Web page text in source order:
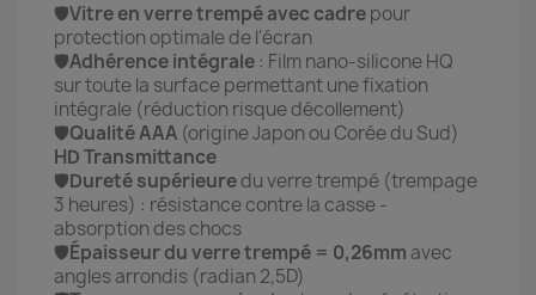
🛡️Vitre en verre trempé avec cadrepour
protection optimale de l'écran
🛡️Adhérence intégrale : Film nano-silicone HQ
sur toute la surface permettant une fixation
intégrale (réduction risque décollement)
🛡️Qualité AAA (origine Japon ou Corée du Sud)
HD Transmittance
🛡️Dureté supérieuredu verre trempé (trempage
3 heures) : résistance contre la casse -
absorption des chocs
🛡️Épaisseur du verre trempé = 0,26mm avec
angles arrondis (radian 2,5D)